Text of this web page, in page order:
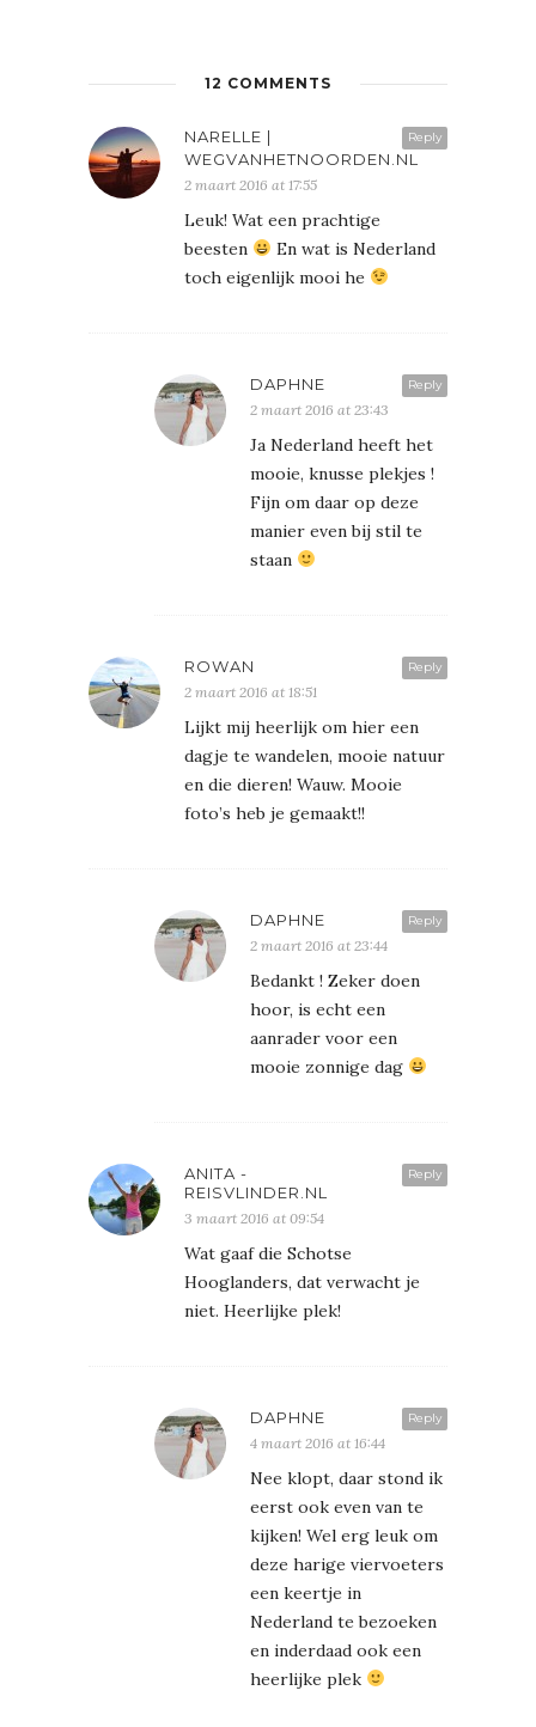
12 COMMENTS
Reply
NARELLE |
WEGVANHETNOORDEN.NL
2 maart 2016 at 17:55
Leuk! Wat een prachtige
beesten
En wat is Nederland
toch eigenlijk mooi he
Reply
DAPHNE
2 maart 2016 at 23:43
Ja Nederland heeft het
mooie, knusse plekjes !
Fijn om daar op deze
manier even bij stil te
staan
Reply
ROWAN
2 maart 2016 at 18:51
Lijkt mij heerlijk om hier een
dagje te wandelen, mooie natuur
en die dieren! Wauw. Mooie
foto’s heb je gemaakt!!
Reply
DAPHNE
2 maart 2016 at 23:44
Bedankt ! Zeker doen
hoor, is echt een
aanrader voor een
mooie zonnige dag
Reply
ANITA -
REISVLINDER.NL
3 maart 2016 at 09:54
Wat gaaf die Schotse
Hooglanders, dat verwacht je
niet. Heerlijke plek!
Reply
DAPHNE
4 maart 2016 at 16:44
Nee klopt, daar stond ik
eerst ook even van te
kijken! Wel erg leuk om
deze harige viervoeters
een keertje in
Nederland te bezoeken
en inderdaad ook een
heerlijke plek